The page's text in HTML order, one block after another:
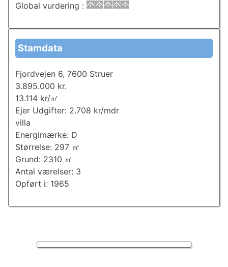
Global vurdering :
Stamdata
Fjordvejen 6, 7600 Struer
3.895.000 kr.
13.114 kr/㎡
Ejer Udgifter: 2.708 kr/mdr
villa
Energimærke: D
Størrelse: 297 ㎡
Grund: 2310 ㎡
Antal værelser: 3
Opført i: 1965